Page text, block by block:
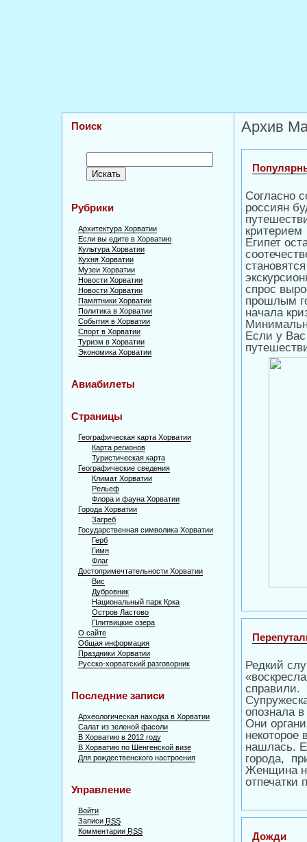
Поиск
Рубрики
Архитектура Хорватии
Если вы едите в Хорватию
Культура Хорватии
Кухня Хорватии
Музеи Хорватии
Новости Хорватии
Новости Хорватии
Памятники Хорватии
Политика в Хорватии
События в Хорватии
Спорт в Хорватии
Туризм в Хорватии
Экономика Хорватии
Авиабилеты
Страницы
Географическая карта Хорватии
Карта регионов
Туристическая карта
Географические сведения
Климат Хорватии
Рельеф
Флора и фауна Хорватии
Города Хорватии
Загреб
Государственная символика Хорватии
Герб
Гимн
Флаг
Достопримечтательности Хорватии
Вис
Дубровник
Национальный парк Крка
Остров Ластово
Плитвицкие озера
О сайте
Общая информация
Праздники Хорватии
Русско-хорватский разговорник
Последние записи
Археологическая находка в Хорватии
Салат из зеленой фасоли
В Хорватию в 2012 году
В Хорватию по Шенгенской визе
Для рождественского настроения
Управление
Войти
Записи RSS
Комментарии RSS
Архив
Согласно
россиян
Египет
спрос
прошлым
начала
Если у Вас
Редкий
справили.
опознала
Они
некоторое
нашлась.
города,
Женщина
отпечатки
Дожди